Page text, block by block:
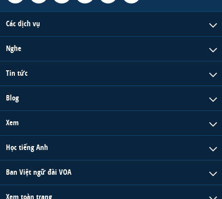
Các dịch vụ
Nghe
Tin tức
Blog
Xem
Học tiếng Anh
Ban Việt ngữ đài VOA
Xem toàn trang